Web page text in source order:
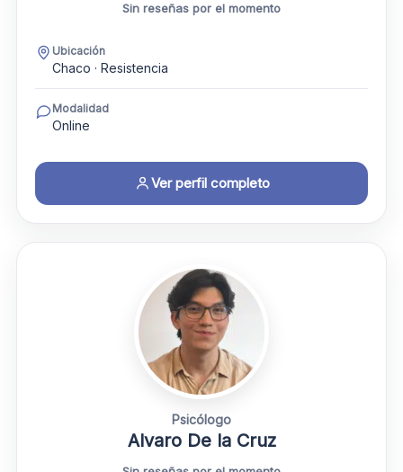
Sin reseñas por el momento
Ubicación
Chaco · Resistencia
Modalidad
Online
Ver perfil completo
Psicólogo
Alvaro De la Cruz